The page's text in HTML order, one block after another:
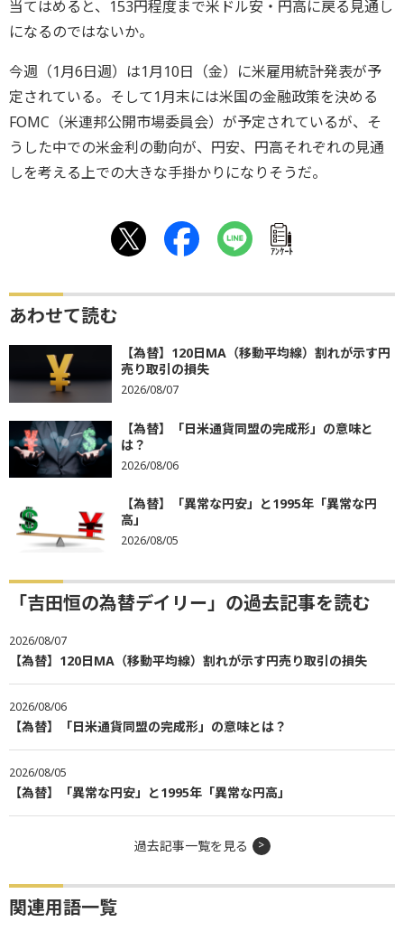
当てはめると、153円程度まで米ドル安・円高に戻る見通し
になるのではないか。
今週（1月6日週）は1月10日（金）に米雇用統計発表が予
定されている。そして1月末には米国の金融政策を決める
FOMC（米連邦公開市場委員会）が予定されているが、そ
うした中での米金利の動向が、円安、円高それぞれの見通
しを考える上での大きな手掛かりになりそうだ。
ｱﾝｹｰﾄ
あわせて読む
【為替】120日MA（移動平均線）割れが示す円
売り取引の損失
2026/08/07
【為替】「日米通貨同盟の完成形」の意味と
は？
2026/08/06
【為替】「異常な円安」と1995年「異常な円
高」
2026/08/05
「吉田恒の為替デイリー」の過去記事を読む
2026/08/07
【為替】120日MA（移動平均線）割れが示す円売り取引の損失
2026/08/06
【為替】「日米通貨同盟の完成形」の意味とは？
2026/08/05
【為替】「異常な円安」と1995年「異常な円高」
過去記事一覧を見る
関連用語一覧